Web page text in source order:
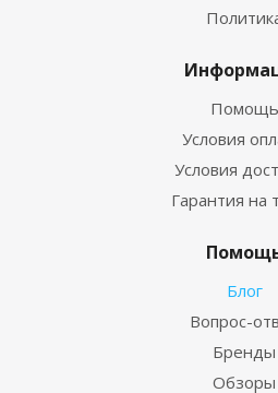
Помощь
Условия
Условия
Гарантия на
Блог
Вопрос-
Бренды
Обзоры